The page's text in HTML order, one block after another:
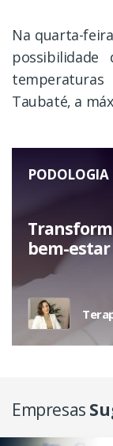
Na quarta-
Taubaté, a
PODOLOGIA
bem-
Empresas